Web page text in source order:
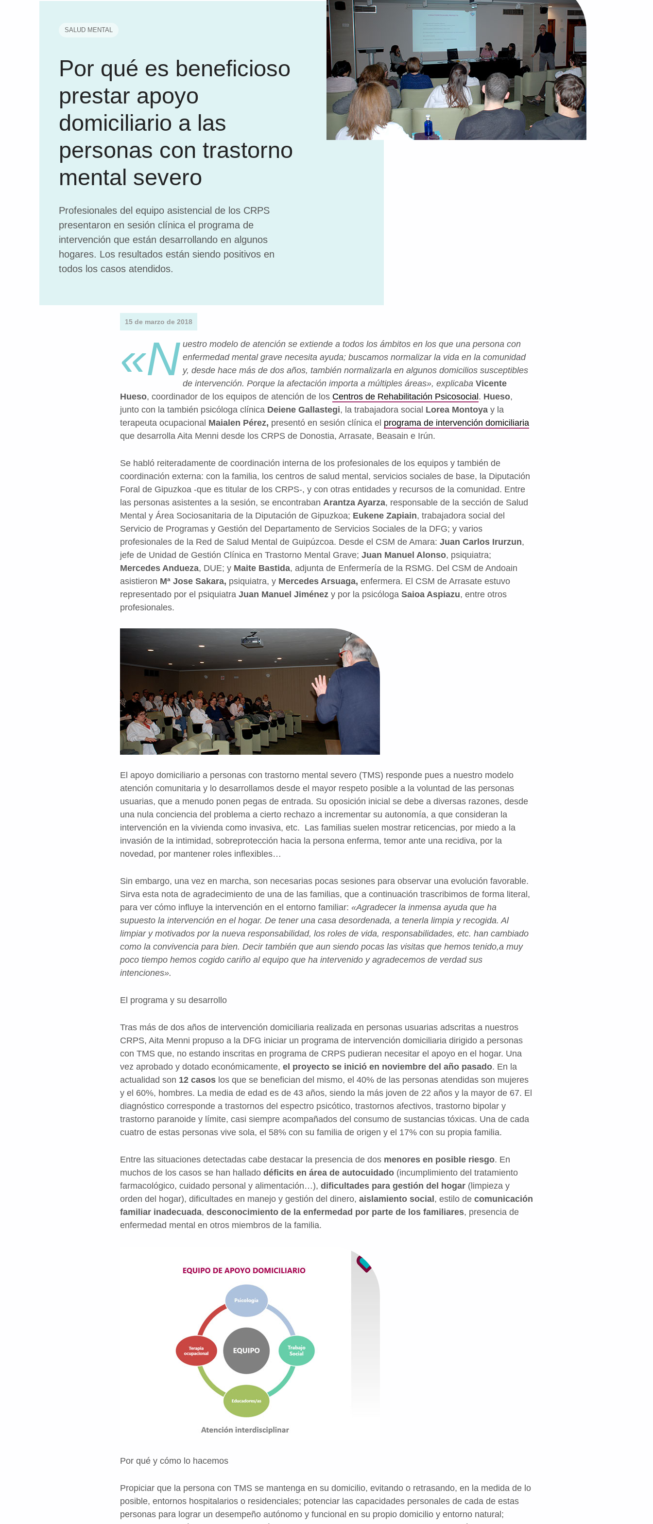
SALUD MENTAL
Por qué es beneficioso
prestar apoyo
domiciliario a las
personas con trastorno
mental severo
Profesionales del equipo asistencial de los CRPS
presentaron en sesión clínica el programa de
intervención que están desarrollando en algunos
hogares. Los resultados están siendo positivos en
todos los casos atendidos.
15 de marzo de 2018
«N uestro modelo de atención se extiende a todos los ámbitos en los que una persona con
enfermedad mental grave necesita ayuda; buscamos normalizar la vida en la comunidad
y, desde hace más de dos años, también normalizarla en algunos domicilios susceptibles
de intervención. Porque la afectación importa a múltiples áreas», explicaba Vicente
Hueso, coordinador de los equipos de atención de los Centros de Rehabilitación Psicosocial. Hueso,
junto con la también psicóloga clínica Deiene Gallastegi, la trabajadora social Lorea Montoya y la
terapeuta ocupacional Maialen Pérez, presentó en sesión clínica el programa de intervención domiciliaria
que desarrolla Aita Menni desde los CRPS de Donostia, Arrasate, Beasain e Irún.
Se habló reiteradamente de coordinación interna de los profesionales de los equipos y también de
coordinación externa: con la familia, los centros de salud mental, servicios sociales de base, la Diputación
Foral de Gipuzkoa -que es titular de los CRPS-, y con otras entidades y recursos de la comunidad. Entre
las personas asistentes a la sesión, se encontraban Arantza Ayarza, responsable de la sección de Salud
Mental y Área Sociosanitaria de la Diputación de Gipuzkoa; Eukene Zapiain, trabajadora social del
Servicio de Programas y Gestión del Departamento de Servicios Sociales de la DFG; y varios
profesionales de la Red de Salud Mental de Guipúzcoa. Desde el CSM de Amara: Juan Carlos Irurzun,
jefe de Unidad de Gestión Clínica en Trastorno Mental Grave; Juan Manuel Alonso, psiquiatra;
Mercedes Andueza, DUE; y Maite Bastida, adjunta de Enfermería de la RSMG. Del CSM de Andoain
asistieron Mª Jose Sakara, psiquiatra, y Mercedes Arsuaga, enfermera. El CSM de Arrasate estuvo
representado por el psiquiatra Juan Manuel Jiménez y por la psicóloga Saioa Aspiazu, entre otros
profesionales.
El apoyo domiciliario a personas con trastorno mental severo (TMS) responde pues a nuestro modelo
atención comunitaria y lo desarrollamos desde el mayor respeto posible a la voluntad de las personas
usuarias, que a menudo ponen pegas de entrada. Su oposición inicial se debe a diversas razones, desde
una nula conciencia del problema a cierto rechazo a incrementar su autonomía, a que consideran la
intervención en la vivienda como invasiva, etc. Las familias suelen mostrar reticencias, por miedo a la
invasión de la intimidad, sobreprotección hacia la persona enferma, temor ante una recidiva, por la
novedad, por mantener roles inflexibles…
Sin embargo, una vez en marcha, son necesarias pocas sesiones para observar una evolución favorable.
Sirva esta nota de agradecimiento de una de las familias, que a continuación trascribimos de forma literal,
para ver cómo influye la intervención en el entorno familiar: «Agradecer la inmensa ayuda que ha
supuesto la intervención en el hogar. De tener una casa desordenada, a tenerla limpia y recogida. Al
limpiar y motivados por la nueva responsabilidad, los roles de vida, responsabilidades, etc. han cambiado
como la convivencia para bien. Decir también que aun siendo pocas las visitas que hemos tenido,a muy
poco tiempo hemos cogido cariño al equipo que ha intervenido y agradecemos de verdad sus
intenciones».
El programa y su desarrollo
Tras más de dos años de intervención domiciliaria realizada en personas usuarias adscritas a nuestros
CRPS, Aita Menni propuso a la DFG iniciar un programa de intervención domiciliaria dirigido a personas
con TMS que, no estando inscritas en programa de CRPS pudieran necesitar el apoyo en el hogar. Una
vez aprobado y dotado económicamente, el proyecto se inició en noviembre del año pasado. En la
actualidad son 12 casos los que se benefician del mismo, el 40% de las personas atendidas son mujeres
y el 60%, hombres. La media de edad es de 43 años, siendo la más joven de 22 años y la mayor de 67. El
diagnóstico corresponde a trastornos del espectro psicótico, trastornos afectivos, trastorno bipolar y
trastorno paranoide y límite, casi siempre acompañados del consumo de sustancias tóxicas. Una de cada
cuatro de estas personas vive sola, el 58% con su familia de origen y el 17% con su propia familia.
Entre las situaciones detectadas cabe destacar la presencia de dos menores en posible riesgo. En
muchos de los casos se han hallado déficits en área de autocuidado (incumplimiento del tratamiento
farmacológico, cuidado personal y alimentación…), dificultades para gestión del hogar (limpieza y
orden del hogar), dificultades en manejo y gestión del dinero, aislamiento social , estilo de comunicación
familiar inadecuada, desconocimiento de la enfermedad por parte de los familiares, presencia de
enfermedad mental en otros miembros de la familia.
Por qué y cómo lo hacemos
Propiciar que la persona con TMS se mantenga en su domicilio, evitando o retrasando, en la medida de lo
posible, entornos hospitalarios o residenciales; potenciar las capacidades personales de cada de estas
personas para lograr un desempeño autónomo y funcional en su propio domicilio y entorno natural;